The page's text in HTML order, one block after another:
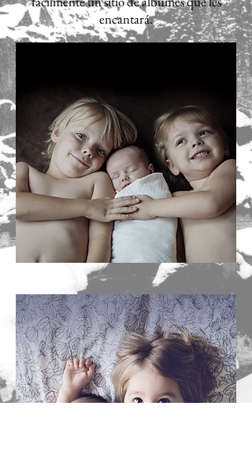
encantará.